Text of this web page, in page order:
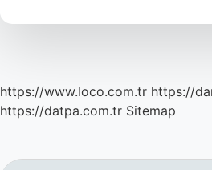
https://www.loco.com.tr https://
https://datpa.com.tr Sitemap